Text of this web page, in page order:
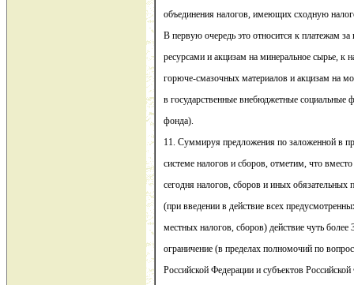
объединения налогов, имеющих сходную
В первую очередь это относится к платежам
ресурсами и акцизам на минеральное сырье, к
горюче-смазочных материалов и акцизам на
в государственные внебюджетные
фонда).
11. Суммируя предложения по заложенной в
системе налогов и сборов, отметим, что
сегодня налогов, сборов и иных обязательных
(при введении в действие всех
местных налогов, сборов) действие чуть
ограничение (в пределах полномочий по
Российской Федерации и субъектов